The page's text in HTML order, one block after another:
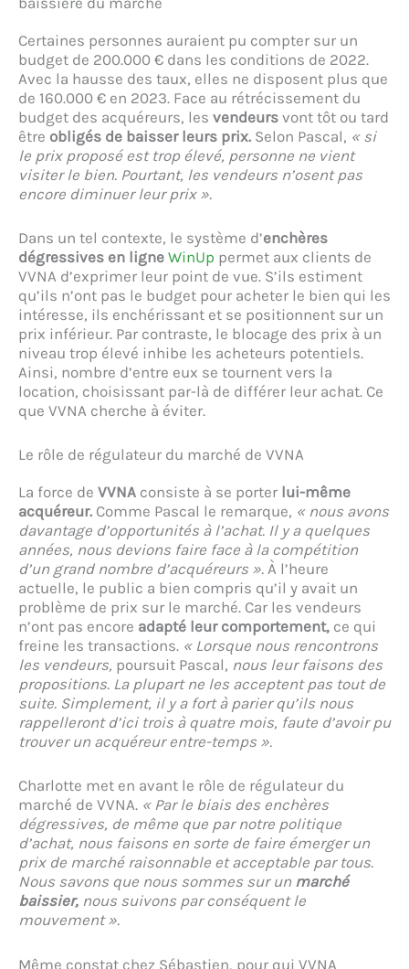
Certaines personnes auraient pu compter sur un
budget de 200.000 € dans les conditions de 2022.
Avec la hausse des taux, elles ne disposent plus que
de 160.000 € en 2023. Face au rétrécissement du
budget des acquéreurs, les vendeurs vont tôt ou tard
être obligés de baisser leurs prix. Selon Pascal, « si
le prix proposé est trop élevé, personne ne vient
visiter le bien. Pourtant, les vendeurs n’osent pas
encore diminuer leur prix ».
Dans un tel contexte, le système d’enchères
dégressives en ligne WinUp permet aux clients de
VVNA d’exprimer leur point de vue. S’ils estiment
qu’ils n’ont pas le budget pour acheter le bien qui les
intéresse, ils enchérissant et se positionnent sur un
prix inférieur. Par contraste, le blocage des prix à un
niveau trop élevé inhibe les acheteurs potentiels.
Ainsi, nombre d’entre eux se tournent vers la
location, choisissant par-là de différer leur achat. Ce
que VVNA cherche à éviter.
Le rôle de régulateur du marché de VVNA
La force de VVNA consiste à se porter lui-même
acquéreur. Comme Pascal le remarque, « nous avons
davantage d’opportunités à l’achat. Il y a quelques
années, nous devions faire face à la compétition
d’un grand nombre d’acquéreurs ». À l’heure
actuelle, le public a bien compris qu’il y avait un
problème de prix sur le marché. Car les vendeurs
n’ont pas encore adapté leur comportement, ce qui
freine les transactions. « Lorsque nous rencontrons
les vendeurs, poursuit Pascal, nous leur faisons des
propositions. La plupart ne les acceptent pas tout de
suite. Simplement, il y a fort à parier qu’ils nous
rappelleront d’ici trois à quatre mois, faute d’avoir pu
trouver un acquéreur entre-temps ».
Charlotte met en avant le rôle de régulateur du
marché de VVNA. « Par le biais des enchères
dégressives, de même que par notre politique
d’achat, nous faisons en sorte de faire émerger un
prix de marché raisonnable et acceptable par tous.
Nous savons que nous sommes sur un marché
baissier, nous suivons par conséquent le
mouvement ».
Même constat chez Sébastien, pour qui VVNA